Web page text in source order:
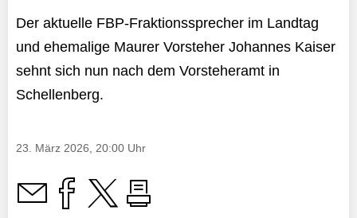
Der aktuelle FBP-Fraktionssprecher im Landtag
und ehemalige Maurer Vorsteher Johannes Kaiser
sehnt sich nun nach dem Vorsteheramt in
Schellenberg.
23. März 2026, 20:00 Uhr